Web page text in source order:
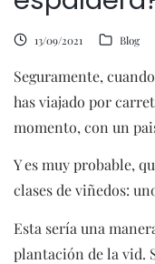
13/09/2021 Blog
Seguramente,
has viajado por
momento, con un
Y es muy probable,
clases de viñedos:
Esta sería una
plantación de la vid.